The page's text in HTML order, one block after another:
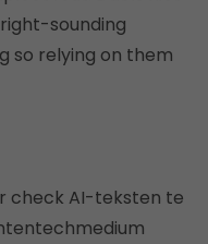
sounding
so relying on them
check AI-teksten te